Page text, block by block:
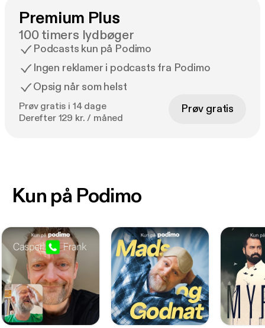
Premium Plus
100 timers lydbøger
Podcasts kun på Podimo
Ingen reklamer i podcasts fra Podimo
Opsig når som helst
Prøv gratis i 14 dage
Derefter 129 kr. / måned
Prøv gratis
Kun på Podimo